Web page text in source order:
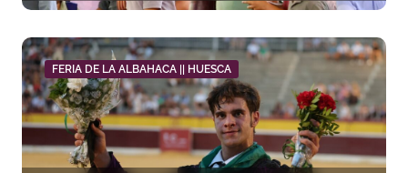
FERIA DE LA ALBAHACA || HUESCA